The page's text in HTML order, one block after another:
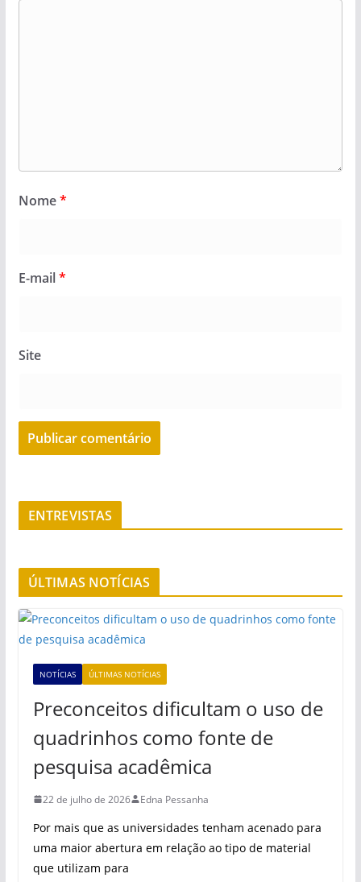
Nome*
E-mail*
Site
ENTREVISTAS
ÚLTIMAS NOTÍCIAS
NOTÍCIAS ÚLTIMAS NOTÍCIAS
Preconceitos dificultam o uso de
quadrinhos como fonte de
pesquisa acadêmica
22 de julho de 2026 Edna Pessanha
Por mais que as universidades tenham acenado para
uma maior abertura em relação ao tipo de material
que utilizam para